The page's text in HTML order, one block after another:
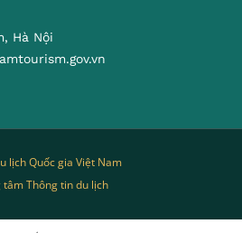
Hà Nội
lịch Quốc gia Việt Nam
tâm Thông tin du lịch